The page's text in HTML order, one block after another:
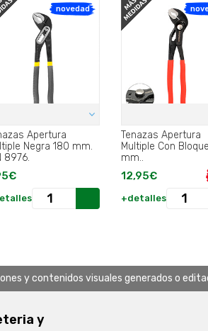
novedad
Apertura
Negra 180 mm.
8976.
Tenazas Apertura
Multiple Con
mm..
12,95€
+detalles
y contenidos visuales generados o
y